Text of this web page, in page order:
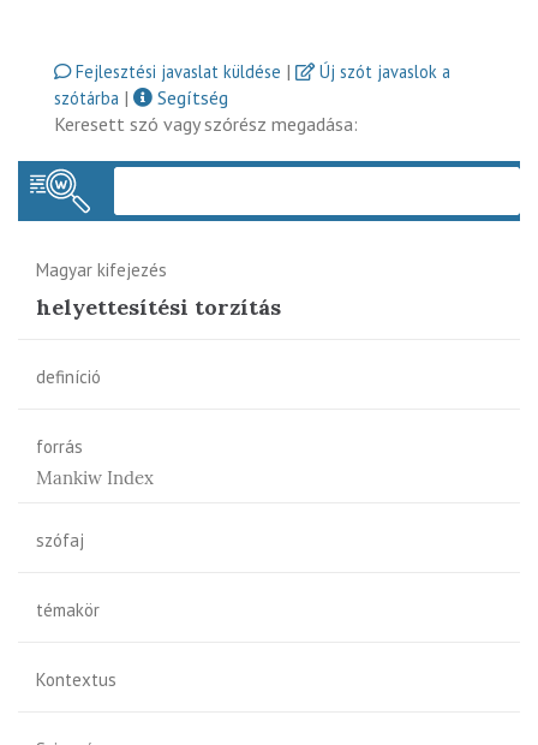
Fejlesztési javaslat küldése |
Új szót javaslok a
szótárba |
Segítség
Keresett szó vagy szórész megadása:
Magyar kifejezés
helyettesítési torzítás
definíció
forrás
Mankiw Index
szófaj
témakör
Kontextus